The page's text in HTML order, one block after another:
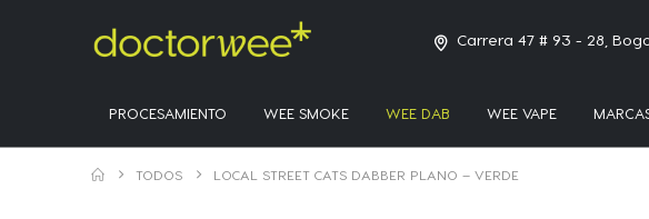
Carrera 47 # 93 - 28,
PROCESAMIENTO WEE SMOKE WEE DAB WEE VAPE
TODOS LOCAL STREET CATS DABBER PLANO – VERDE